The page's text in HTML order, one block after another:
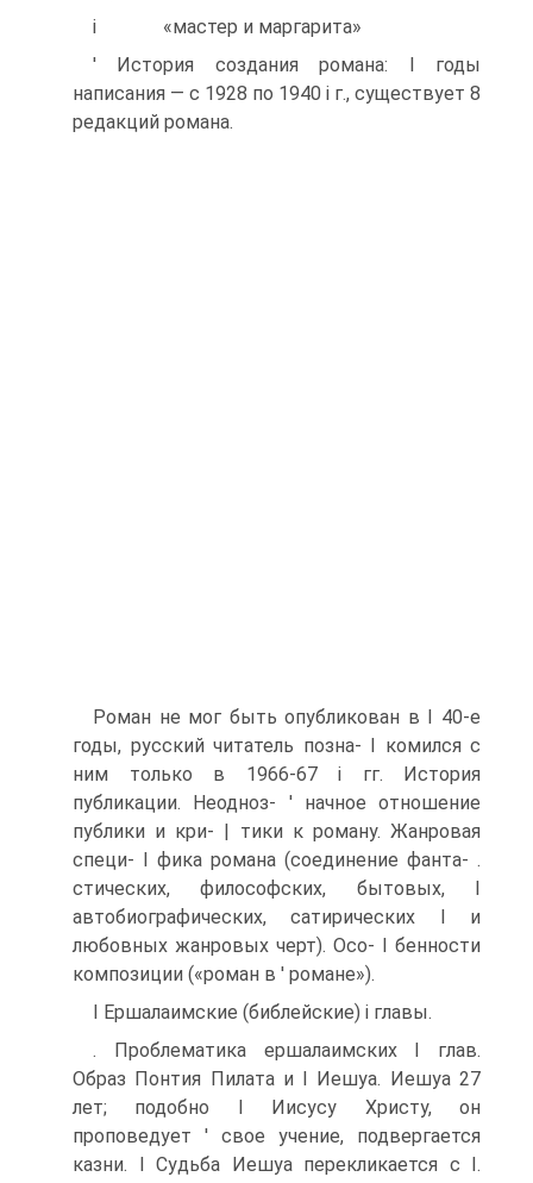
i «мастер и маргарита»
' История создания романа: I годы
написания — с 1928 по 1940 і г., существует 8
редакций романа.
Роман не мог быть опубликован в I 40-е
годы, русский читатель позна- I комился с
ним только в 1966-67 і гг. История
публикации. Неодноз- ' начное отношение
публики и кри- | тики к роману. Жанровая
специ- I фика романа (соединение фанта- .
стических, философских, бытовых, I
автобиографических, сатирических I и
любовных жанровых черт). Осо- I бенности
композиции («роман в ' романе»).
I Ершалаимские (библейские) і главы.
. Проблематика ершалаимских I глав.
Образ Понтия Пилата и I Иешуа. Иешуа 27
лет; подобно I Иисусу Христу, он
проповедует ' свое учение, подвергается
казни. I Судьба Иешуа перекликается с I.